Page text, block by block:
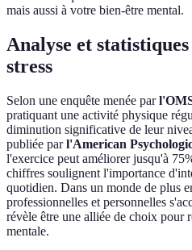
mais aussi à votre bien-être mental.
Analyse et
stress
Selon une enquête menée par
pratiquant une activité physique
diminution significative de leur
publiée parl'American
l'exercice peut améliorer jusqu'à
chiffres soulignent l'importance
quotidien. Dans un monde de plus
professionnelles et personnelles
révèle être une alliée de choix pour
mentale.